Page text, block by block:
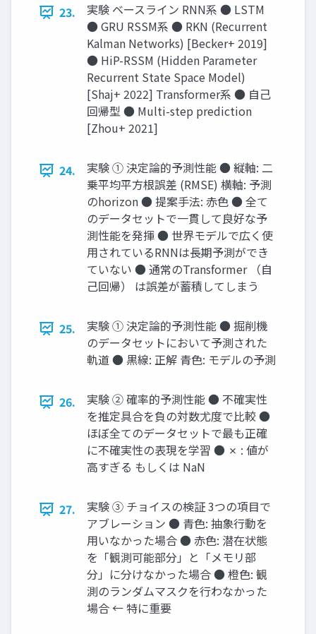
23.
実験 ベースライン RNN系 ● LSTM
● GRU RSSM系 ● RKN (Recurrent
Kalman Networks) [Becker+ 2019]
● HiP-RSSM (Hidden Parameter
Recurrent State Space Model)
[Shaj+ 2022] Transformer系 ● 自己
回帰型 ● Multi-step prediction
[Zhou+ 2021]
24.
実験 ① 決定論的予測性能 ● 縦軸: 二
乗平均平方根誤差 (RMSE) 横軸: 予測
のhorizon ● 提案手法: 赤色 ● 全て
のデータセットで一貫して良好な予
測性能を発揮 ● 世界モデルで広く使
用されているRNNは長期予測ができ
ていない ● 通常のTransformer （自
己回帰） は誤差が蓄積してしまう
25.
実験 ① 決定論的予測性能 ● 掘削機
のデータセットにおいて予測された
軌道 ● 黒線: 正解 青色: モデルの予測
26.
実験 ② 確率的予測性能 ● 不確実性
を推定具合を負の対数尤度で比較 ●
ほぼ全てのデータセットで最も正確
に不確実性の表現を学習 ● ✗ : 値が
高すぎる もしくは NaN
27.
実験 ③ チョイスの検証 3つの項目で
アブレーション ● 青色: 抽象行動を
用いなかった場合 ● 赤色: 潜在状態
を「観測可能部分」と「メモリ部
分」に分けなかった場合 ● 橙色: 観
測のランダムマスクを行わなかった
場合 ← 特に重要